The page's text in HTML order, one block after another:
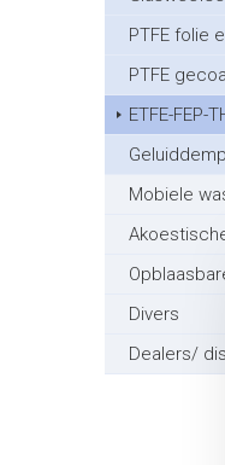
PTFE folie
PTFE
ETFE-FEP-
Mobiele
Divers
Dealers/